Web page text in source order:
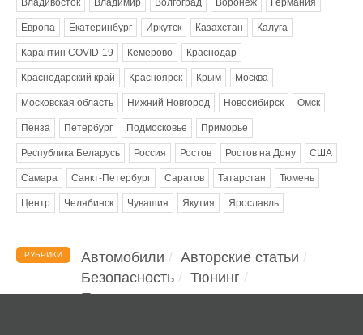
Владивосток Владимир Волгоград Воронеж Германия
Европа Екатеринбург Иркутск Казахстан Калуга
Карантин COVID-19 Кемерово Краснодар
Краснодарский край Красноярск Крым Москва
Московская область Нижний Новгород Новосибирск Омск
Пенза Петербург Подмосковье Приморье
Республика Беларусь Россия Ростов Ростов на Дону США
Самара Санкт-Петербург Саратов Татарстан Тюмень
Центр Челябинск Чувашия Якутия Ярославль
РУБРИКИ Автомобили
Авторские статьи
Безопасность
Тюнинг
Помощь водителю